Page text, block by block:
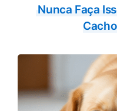
Nunca Faça